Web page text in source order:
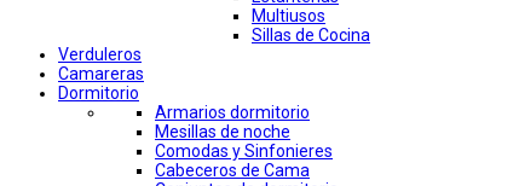
Multiusos
Sillas de Cocina
Verduleros
Camareras
Dormitorio
Armarios dormitorio
Mesillas de noche
Comodas y Sinfonieres
Cabeceros de Cama